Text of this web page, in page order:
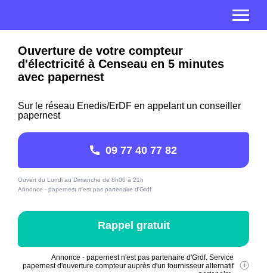
Ouverture de votre compteur
d'électricité à Censeau en 5 minutes
avec papernest
Sur le réseau Enedis/ErDF en appelant un conseiller
papernest
09 77 40 77 82
Ouvert du Lundi au Dimanche de 8h00 à 21h
Annonce - papernest n'est pas partenaire d'Grdf
Rappel gratuit
Annonce - papernest n'est pas partenaire d'Grdf. Service
papernest d'ouverture compteur auprès d'un fournisseur alternatif